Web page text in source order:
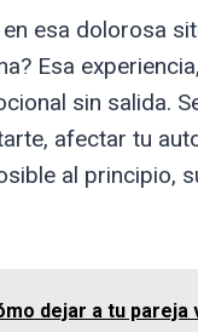
esa dolorosa
Esa
sin salida.
afectar tu
al principio,
dejar a tu